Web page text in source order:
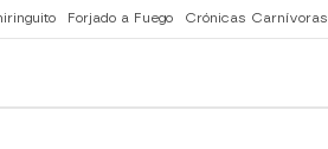
Forjado a Fuego Crónicas Carnívoras